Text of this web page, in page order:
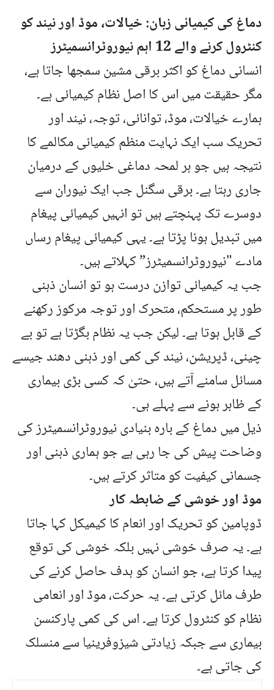
دماغ کی کیمیائی زبان: خیالات، موڈ اور نیند کو
کنٹرول کرنے والے 12 اہم نیوروٹرانسمیٹرز
انسانی دماغ کو اکثر برقی مشین سمجھا جاتا ہے،
مگر حقیقت میں اس کا اصل نظام کیمیائی ہے۔
ہمارے خیالات، موڈ، توانائی، توجہ، نیند اور
تحریک سب ایک نہایت منظم کیمیائی مکالمے کا
نتیجہ ہیں جو ہر لمحہ دماغی خلیوں کے درمیان
جاری رہتا ہے۔ برقی سگنل جب ایک نیوران سے
دوسرے تک پہنچتے ہیں تو انہیں کیمیائی پیغام
میں تبدیل ہونا پڑتا ہے۔ یہی کیمیائی پیغام رساں
مادے "نیوروٹرانسمیٹرز” کہلاتے ہیں۔
جب یہ کیمیائی توازن درست ہو تو انسان ذہنی
طور پر مستحکم، متحرک اور توجہ مرکوز رکھنے
کے قابل ہوتا ہے۔ لیکن جب یہ نظام بگڑتا ہے تو بے
چینی، ڈپریشن، نیند کی کمی اور ذہنی دھند جیسے
مسائل سامنے آتے ہیں، حتیٰ کہ کسی بڑی بیماری
کے ظاہر ہونے سے پہلے ہی۔
ذیل میں دماغ کے بارہ بنیادی نیوروٹرانسمیٹرز کی
وضاحت پیش کی جا رہی ہے جو ہماری ذہنی اور
جسمانی کیفیت کو متاثر کرتے ہیں۔
موڈ اور خوشی کے ضابطہ کار
ڈوپامین کو تحریک اور انعام کا کیمیکل کہا جاتا
ہے۔ یہ صرف خوشی نہیں بلکہ خوشی کی توقع
پیدا کرتا ہے، جو انسان کو ہدف حاصل کرنے کی
طرف مائل کرتی ہے۔ یہ حرکت، موڈ اور انعامی
نظام کو کنٹرول کرتا ہے۔ اس کی کمی پارکنسن
بیماری سے جبکہ زیادتی شیزوفرینیا سے منسلک
کی جاتی ہے۔